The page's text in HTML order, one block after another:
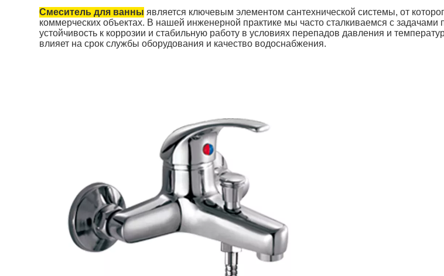
Смеситель для ванны является ключевым элементом сантехнической системы, от
коммерческих объектах. В нашей инженерной практике мы часто сталкиваемся с
устойчивость к коррозии и стабильную работу в условиях перепадов давления и
влияет на срок службы оборудования и качество водоснабжения.